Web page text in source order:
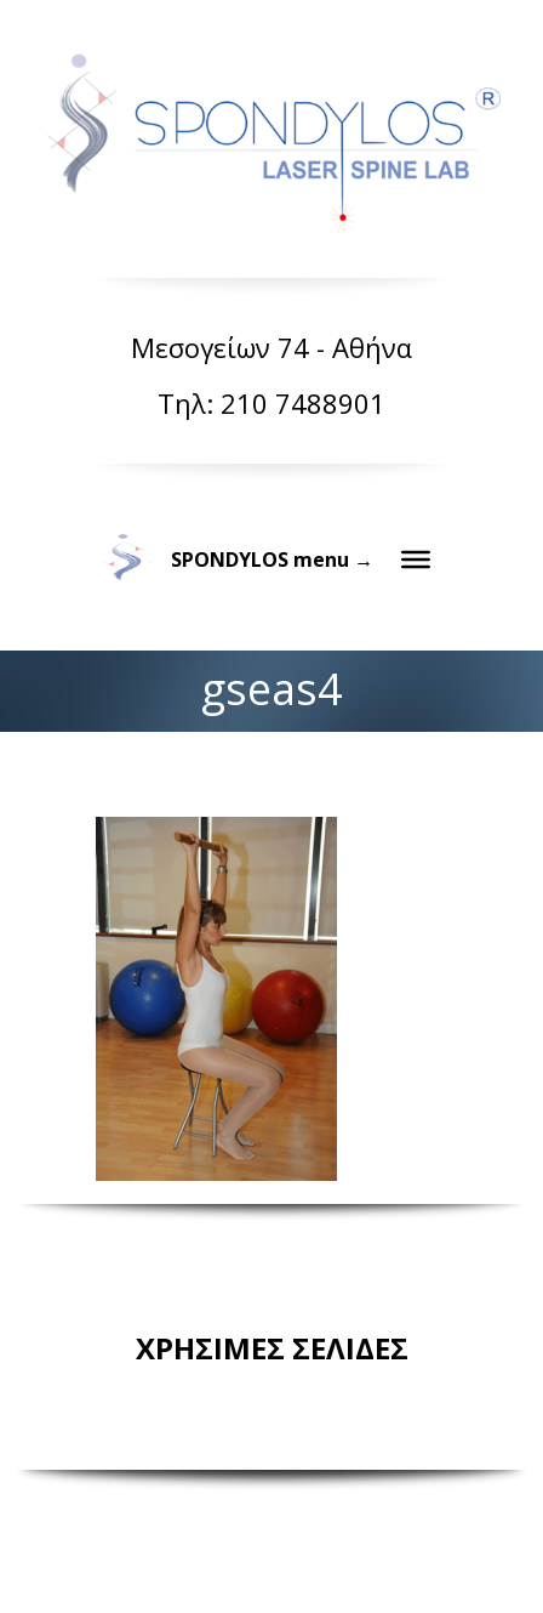
Μεσογείων 74 - Αθήνα
Τηλ: 210 7488901
SPONDYLOS menu →
gseas4
ΧΡΗΣΙΜΕΣ ΣΕΛΙΔΕΣ